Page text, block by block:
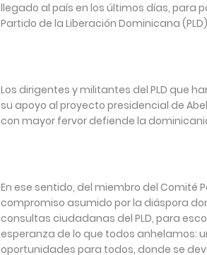
llegado al país en los últimos días, para
Partido de la Liberación Dominicana
Los dirigentes y militantes del PLD que
su apoyo al proyecto presidencial de
con mayor fervor defiende la
En ese sentido, del miembro del Comité
compromiso asumido por la diáspora
consultas ciudadanas del PLD, para
esperanza de lo que todos anhelamos:
oportunidades para todos, donde se